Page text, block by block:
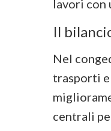
lavori con
Il
Nel
trasporti
centrali